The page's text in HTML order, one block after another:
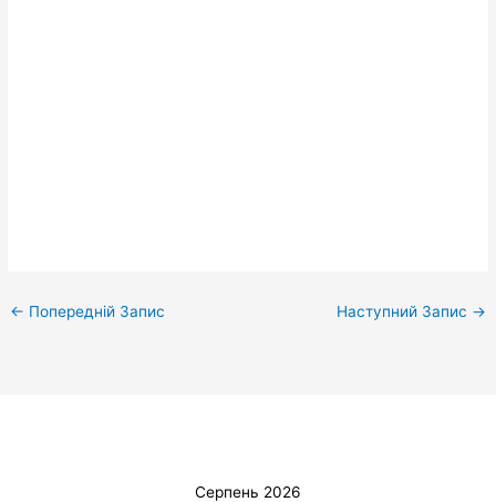
← Попередній Запис Наступний Запис →
Серпень 2026